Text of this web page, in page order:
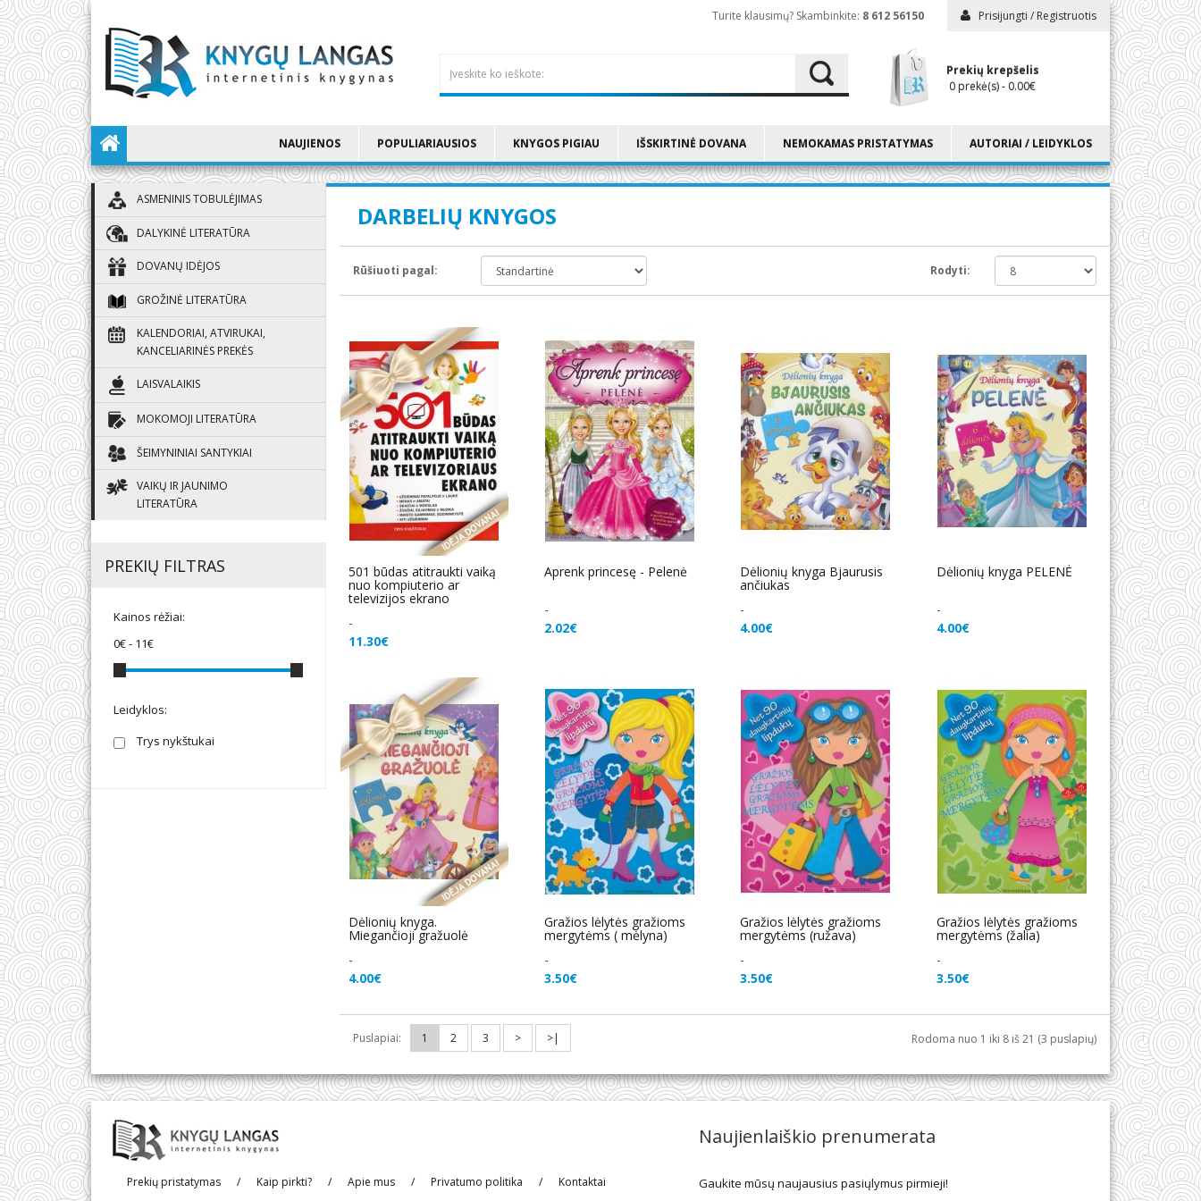
Turite klausimų? Skambinkite: 8 612 56150 Prisijungti / Registruotis
Prekių krepšelis
0 prekė(s) - 0.00€
NAUJIENOS POPULIARIAUSIOS KNYGOS PIGIAU IŠSKIRTINĖ DOVANA NEMOKAMAS PRISTATYMAS AUTORIAI / LEIDYKLOS
ASMENINIS TOBULĖJIMAS
DALYKINĖ LITERATŪRA
DOVANŲ IDĖJOS
GROŽINĖ LITERATŪRA
KALENDORIAI, ATVIRUKAI,
KANCELIARINĖS PREKĖS
LAISVALAIKIS
MOKOMOJI LITERATŪRA
ŠEIMYNINIAI SANTYKIAI
VAIKŲ IR JAUNIMO
LITERATŪRA
PREKIŲ FILTRAS
Kainos rėžiai:
0€- 11€
Leidyklos:
Trys nykštukai
DARBELIŲ KNYGOS
Rūšiuoti pagal: Rodyti:
501 būdas atitraukti vaiką
nuo kompiuterio ar
televizijos ekrano
-
11.30€
Aprenk princesę - Pelenė
-
2.02€
Dėlionių knyga Bjaurusis
ančiukas
-
4.00€
Dėlionių knyga PELENĖ
-
4.00€
Dėlionių knyga.
Miegančioji gražuolė
-
4.00€
Gražios lėlytės gražioms
mergytėms ( mėlyna)
-
3.50€
Gražios lėlytės gražioms
mergytėms (ružava)
-
3.50€
Gražios lėlytės gražioms
mergytėms (žalia)
-
3.50€
Puslapiai: 1 2 3 > >| Rodoma nuo 1 iki 8 iš 21 (3 puslapių)
Prekių pristatymas / Kaip pirkti? / Apie mus / Privatumo politika / Kontaktai
Naujienlaiškio prenumerata
Gaukite mūsų naujausius pasiųlymus pirmieji!